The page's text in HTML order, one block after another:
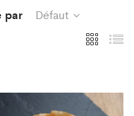
par Défaut